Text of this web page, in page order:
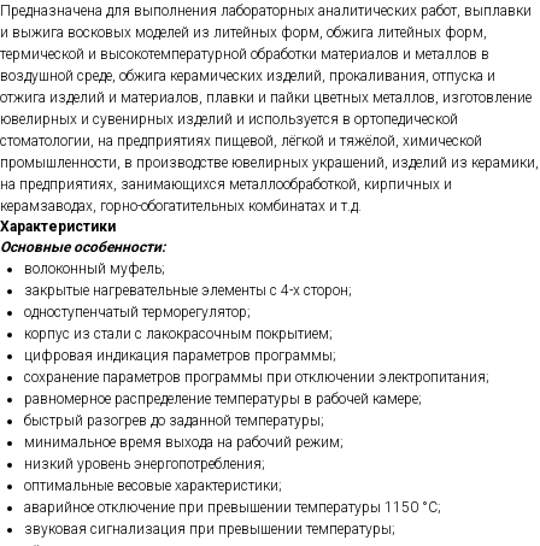
Предназначена для выполнения лабораторных аналитических работ, выплавки
и выжига восковых моделей из литейных форм, обжига литейных форм,
термической и высокотемпературной обработки материалов и металлов в
воздушной среде, обжига керамических изделий, прокаливания, отпуска и
отжига изделий и материалов, плавки и пайки цветных металлов, изготовление
ювелирных и сувенирных изделий и используется в ортопедической
стоматологии, на предприятиях пищевой, лёгкой и тяжёлой, химической
промышленности, в производстве ювелирных украшений, изделий из керамики,
на предприятиях, занимающихся металлообработкой, кирпичных и
керамзаводах, горно-обогатительных комбинатах и т.д.
Характеристики
Основные особенности:
волоконный муфель;
закрытые нагревательные элементы с 4-х сторон;
одноступенчатый терморегулятор;
корпус из стали с лакокрасочным покрытием;
цифровая индикация параметров программы;
сохранение параметров программы при отключении электропитания;
равномерное распределение температуры в рабочей камере;
быстрый разогрев до заданной температуры;
минимальное время выхода на рабочий режим;
низкий уровень энергопотребления;
оптимальные весовые характеристики;
аварийное отключение при превышении температуры 1150 °С;
звуковая сигнализация при превышении температуры;